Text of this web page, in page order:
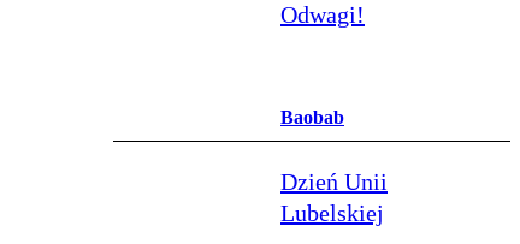
Odwagi!
Baobab
Dzień Unii
Lubelskiej